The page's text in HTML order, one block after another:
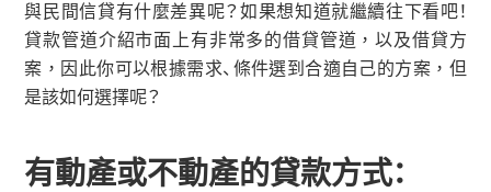
與民間信貸有什麼差異呢？如果想知道就繼續往下看吧！
貸款管道介紹市面上有非常多的借貸管道，以及借貸方
案，因此你可以根據需求、條件選到合適自己的方案，但
是該如何選擇呢？
有動產或不動產的貸款方式：